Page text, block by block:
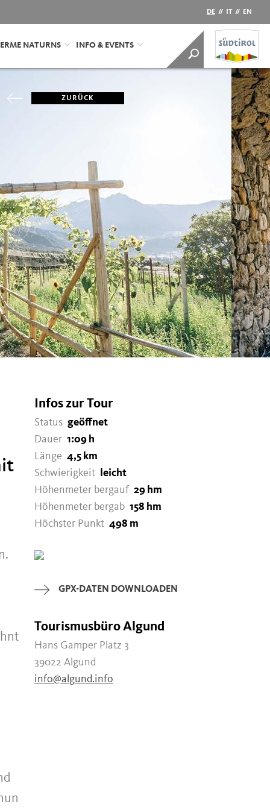
DE // IT // EN
NATURNS INFO & EVENTS
ZURÜCK
Infos zur Tour
Status geöffnet
Dauer 1:09 h
Länge 4,5 km
Schwierigkeit
leicht
Höhenmeter bergauf 29 hm
Höhenmeter bergab 158 hm
Höchster Punkt 498 m
GPX-DATEN DOWNLOADEN
Tourismusbüro Algund
Hans Gamper Platz 3
39022 Algund
info@algund.info